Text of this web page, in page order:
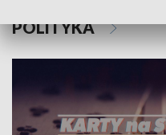
POLITYKA